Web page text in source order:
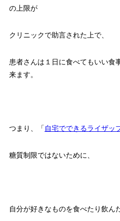
の上限が
クリニックで助言された上で、
患者さんは１日に食べてもいい食
来ます。
つまり、「 自宅でできるライザッ
糖質制限ではないために、
自分が好きなものを食べたり飲ん